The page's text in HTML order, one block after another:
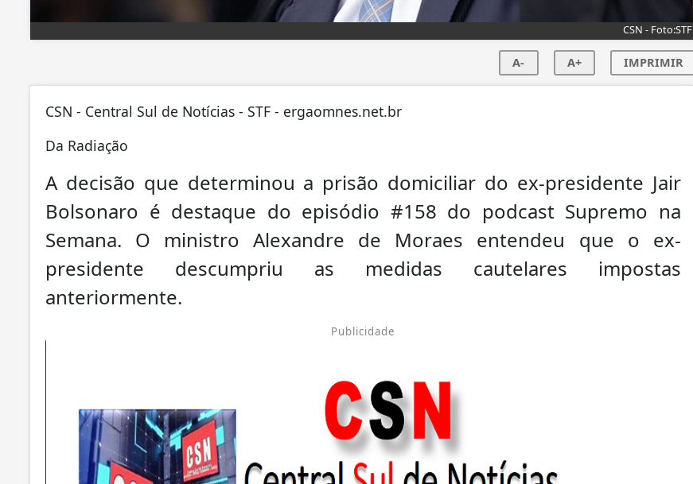
CSN - Foto:STF
A- A+ IMPRIMIR
CSN - Central Sul de Notícias - STF - ergaomnes.net.br
Da Radiação
A decisão que determinou a prisão domiciliar do ex-presidente Jair
Bolsonaro é destaque do episódio #158 do podcast Supremo na
Semana. O ministro Alexandre de Moraes entendeu que o ex-
presidente descumpriu as medidas cautelares impostas
anteriormente.
Publicidade